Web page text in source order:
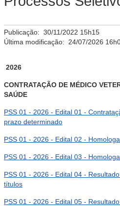
Publicação: 30/11/2022 15h15
Última modificação: 24/07/2026
2026
CONTRATAÇÃO DE MÉDICO
SAÚDE
PSS 01 - 2026 - Edital 01 -
prazo determinado
PSS 01 - 2026 - Edital 02 -
PSS 01 - 2026 - Edital 03 -
PSS 01 - 2026 - Edital 04 -
títulos
PSS 01 - 2026 - Edital 05 -